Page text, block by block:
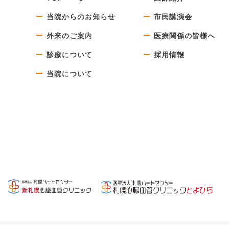
当院からのお知らせ
外来のご案内
診療について
当院について
市民講演会
医療関係の皆様へ
採用情報